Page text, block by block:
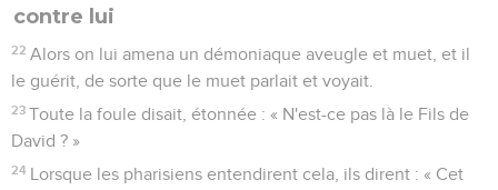
contre lui
22 Alors on lui amena un démoniaque aveugle et muet, et il
le guérit, de sorte que le muet parlait et voyait.
23 Toute la foule disait, étonnée : « N'est-ce pas là le Fils de
David ? »
24 Lorsque les pharisiens entendirent cela, ils dirent : « Cet